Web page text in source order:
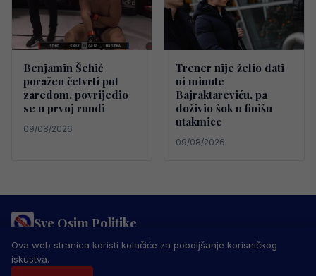
Benjamin Šehić
poražen četvrti put
zaredom, povrijedio
se u prvoj rundi
09/08/2026
Trener nije želio dati
ni minute
Bajraktareviću, pa
doživio šok u finišu
utakmice
09/08/2026
Sve Osim Politike
PRAVILA PRIVATNOSTIMARKETING USLOVI KORIŠTENJA
IMPRESSUM
© 2026 Sve Osim Politike. Sva prava zadržana.
Ova web stranica koristi kolačiće za poboljšanje korisničkog
iskustva.